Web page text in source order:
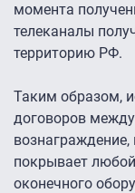
момента
телеканалы
территорию РФ.
Таким образом,
договоров
покрывает
оконечного